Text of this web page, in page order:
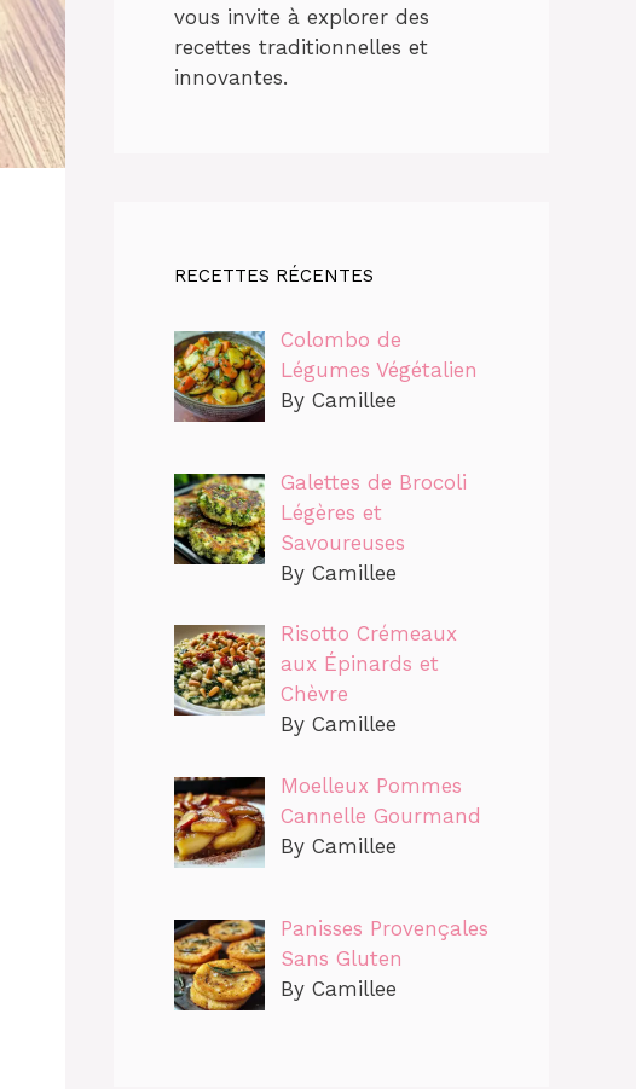
vous invite à explorer des
recettes traditionnelles et
innovantes.
RECETTES RÉCENTES
Colombo de
Légumes Végétalien
By Camillee
Galettes de Brocoli
Légères et
Savoureuses
By Camillee
Risotto Crémeaux
aux Épinards et
Chèvre
By Camillee
Moelleux Pommes
Cannelle Gourmand
By Camillee
Panisses Provençales
Sans Gluten
By Camillee